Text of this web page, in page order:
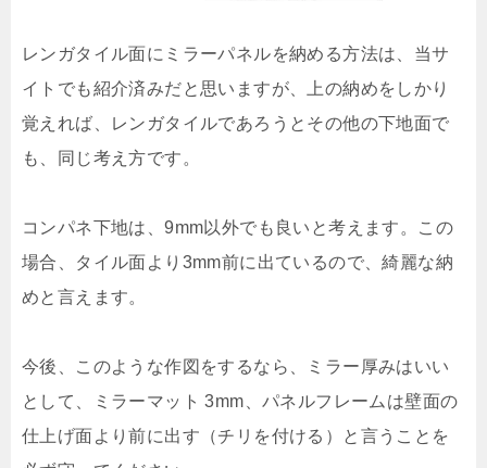
レンガタイル面にミラーパネルを納める方法は、当サ
イトでも紹介済みだと思いますが、上の納めをしかり
覚えれば、レンガタイルであろうとその他の下地面で
も、同じ考え方です。
コンパネ下地は、9mm以外でも良いと考えます。この
場合、タイル面より3mm前に出ているので、綺麗な納
めと言えます。
今後、このような作図をするなら、ミラー厚みはいい
として、ミラーマット 3mm、パネルフレームは壁面の
仕上げ面より前に出す（チリを付ける）と言うことを